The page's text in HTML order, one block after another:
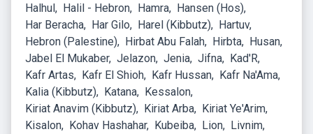
Halhul
Halil - Hebron Hamra
Hansen (Hos)
Har Beracha
Har Gilo Harel (Kibbutz)
Hartuv
Hebron (Palestine)
Hirbat Abu Falah Hirbta
Husan
Jabel El Mukaber Jelazon Jenia Jifna
Kad'R
Kafr Artas
Kafr El Shioh Kafr Hussan
Kafr Na'Ama
Kalia (Kibbutz)
Katana
Kessalon
Kiriat Anavim (Kibbutz)
Kiriat Arba
Kiriat Ye'Arim
Kisalon
Kohav Hashahar Kubeiba Lion
Livnim